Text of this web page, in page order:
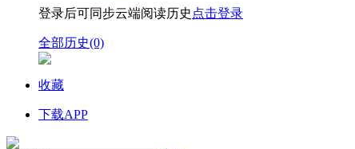
登录后可同步云端阅读历史 点击登录
全部历史(0)
收藏
下载APP